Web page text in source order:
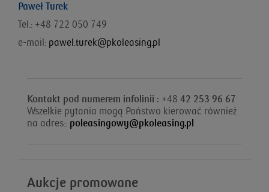
Paweł Turek
Tel.: +48 722 050 749
e-mail: pawel.turek@pkoleasing.pl
Kontakt pod numerem infolinii : +48 42 253 96 67
Wszelkie pytania mogą Państwo kierować również
na adres:: poleasingowy@pkoleasing.pl
Aukcje promowane